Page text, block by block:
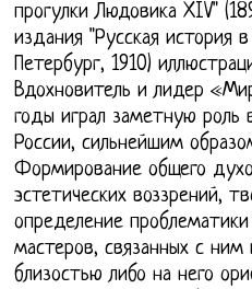
прогулки Людовика XIV"
издания "Русская история
Петербург, 1910)
Вдохновитель и лидер
годы играл заметную
России, сильнейшим
Формирование общего
эстетических воззрений,
определение проблематики
мастеров, связанных с ним
близостью либо на него